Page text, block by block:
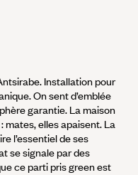
Installation pour
On sent d’emblée
garantie. La maison
mates, elles apaisent. La
l’essentiel de ses
se signale par des
ce parti pris green est